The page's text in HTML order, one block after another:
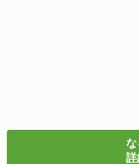
な
詳